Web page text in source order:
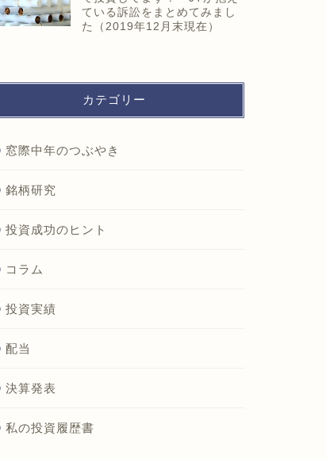
ている訴訟をまとめてみまし
た（2019年12月末現在）
カテゴリー
窓際中年のつぶやき
銘柄研究
投資成功のヒント
コラム
投資実績
配当
決算発表
私の投資履歴書